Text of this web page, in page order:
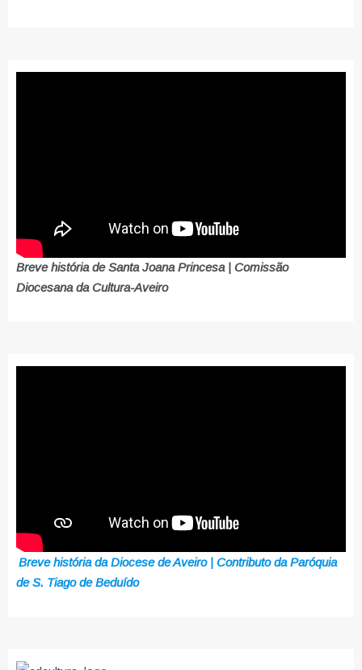
Breve história de Santa Joana Princesa | Comissão
Diocesana da Cultura-Aveiro
Breve história da Diocese de Aveiro | Contributo da Paróquia
de S. Tiago de Beduído